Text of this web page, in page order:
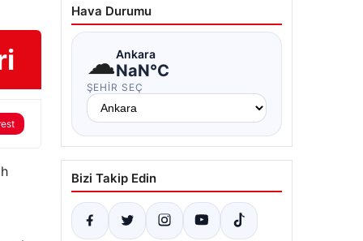
Hava Durumu
☁Ankara
NaN°C
ŞEHIR SEÇ
Bizi Takip Edin